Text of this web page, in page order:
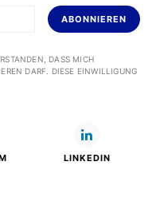
ABONNIEREN
DASS MICH
DARF. DIESE EINWILLIGUNG
LINKEDIN